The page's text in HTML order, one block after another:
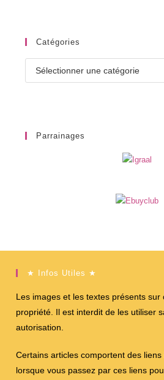
Catégories
Parrainages
★ Infos Utiles ★
Les images et les textes présents sur
propriété. Il est interdit de les utiliser
autorisation.
Certains articles comportent des liens
lorsque vous passez par ces liens